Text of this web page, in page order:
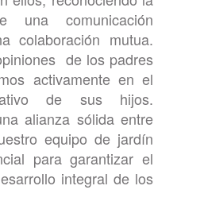
una comunicación
colaboración mutua.
de los padres
activamente en el
de sus hijos.
alianza sólida entre
equipo de jardín
para garantizar el
integral de los